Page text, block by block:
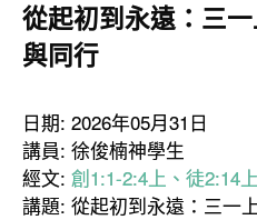
從起初到永遠：三
與同行
日期: 2026年05月31日
講員: 徐俊楠神學生
經文: 創1:1-2:4上、徒2:14
講題: 從起初到永遠：三一